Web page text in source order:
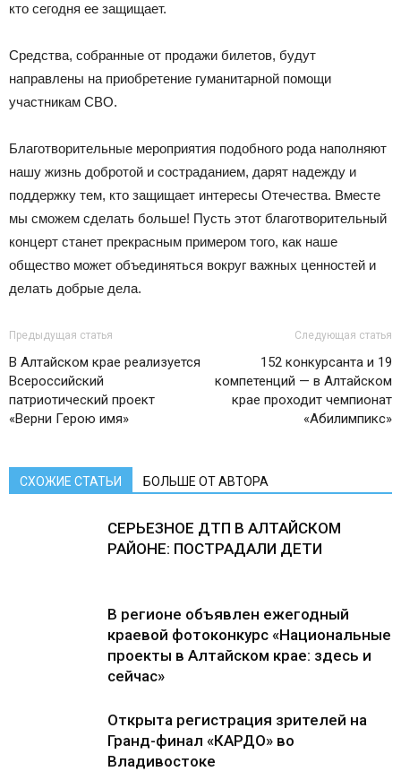
кто сегодня ее защищает.
Средства, собранные от продажи билетов, будут
направлены на приобретение гуманитарной помощи
участникам СВО.
Благотворительные мероприятия подобного рода наполняют
нашу жизнь добротой и состраданием, дарят надежду и
поддержку тем, кто защищает интересы Отечества. Вместе
мы сможем сделать больше! Пусть этот благотворительный
концерт станет прекрасным примером того, как наше
общество может объединяться вокруг важных ценностей и
делать добрые дела.
Предыдущая статья
В Алтайском крае реализуется
Всероссийский
патриотический проект
«Верни Герою имя»
Следующая статья
152 конкурсанта и 19
компетенций — в Алтайском
крае проходит чемпионат
«Абилимпикс»
СХОЖИЕ СТАТЬИ БОЛЬШЕ ОТ АВТОРА
СЕРЬЕЗНОЕ ДТП В АЛТАЙСКОМ
РАЙОНЕ: ПОСТРАДАЛИ ДЕТИ
В регионе объявлен ежегодный
краевой фотоконкурс «Национальные
проекты в Алтайском крае: здесь и
сейчас»
Открыта регистрация зрителей на
Гранд-финал «КАРДО» во
Владивостоке